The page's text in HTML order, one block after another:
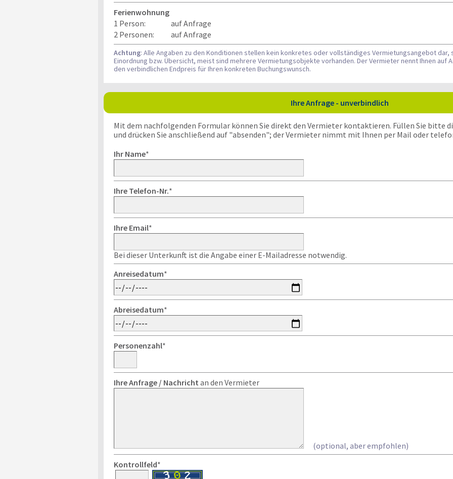
Ferienwohnung
1 Person:
auf Anfrage
2 Personen:
auf Anfrage
Achtung: Alle Angaben zu den Konditionen stellen kein konkretes oder vollständiges Vermietungsangebot
Einordnung bzw. Übersicht, meist sind mehrere Vermietungsobjekte vorhanden. Der Vermieter nennt Ihnen auf
den verbindlichen Endpreis für Ihren konkreten Buchungswunsch.
Ihre Anfrage - unverbindlich
Mit dem nachfolgenden Formular können Sie direkt den Vermieter kontaktieren. Füllen Sie bitte
und drücken Sie anschließend auf "absenden"; der Vermieter nimmt mit Ihnen per Mail oder
Ihr Name*
Ihre Telefon-Nr.*
Ihre Email*
Bei dieser Unterkunft ist die Angabe einer E-Mailadresse notwendig.
Anreisedatum*
Abreisedatum*
Personenzahl*
Ihre Anfrage / Nachricht an den Vermieter
(optional, aber empfohlen)
Kontrollfeld*